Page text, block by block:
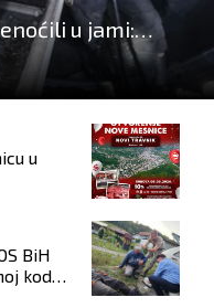
u jami:
vjerujemo
u
BiH
kod